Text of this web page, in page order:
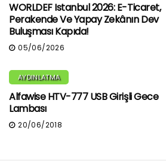
WORLDEF Istanbul 2026: E-Ticaret,
Perakende Ve Yapay Zekânın Dev
Buluşması Kapıda!
05/06/2026
AYDINLATMA
Alfawise HTV-777 USB Girişli Gece
Lambası
20/06/2018